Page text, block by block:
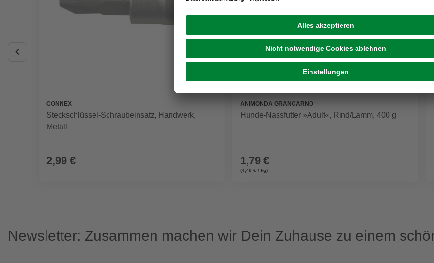
CONNEX
Steckschlüssel-Schraubeinsatz, Handwerk,
Metall
2,99 €
ANIMONDA GRANCARNO
Hunde-Nassfutter »Adult«, Rind/Lamm, 400 g
1,79 €
(4,48 € / kg)
Newsletter: Zusammen machen wir Dein Zuhause zu einem